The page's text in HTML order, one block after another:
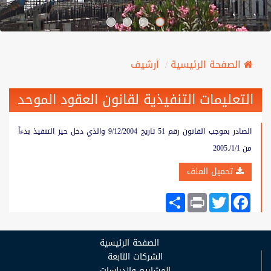
الصفحة الرئيسية أرشيف
التعليمات التنفيذية لقانون العقود الموحد
الصادر بموجب القانون رقم 51 تاريخ 9/12/2004 والذي دخل حيز التنفيذ بدءاً
من 1/1/.2005
تحميل الملف
SharePrintTwitter
Facebook
الصفحة الرئيسية
الشركات التابعة